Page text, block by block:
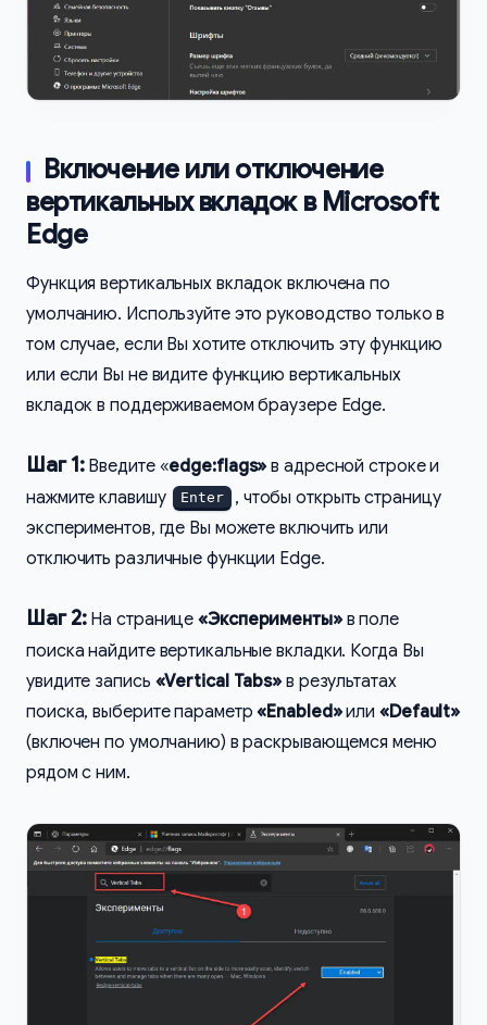
Включение или отключение
вертикальных вкладок в Microsoft
Edge
Функция вертикальных вкладок включена по
умолчанию. Используйте это руководство только в
том случае, если Вы хотите отключить эту функцию
или если Вы не видите функцию вертикальных
вкладок в поддерживаемом браузере Edge.
Шаг 1: Введите «edge:flags» в адресной строке и
нажмите клавишу
Enter
, чтобы открыть страницу
экспериментов, где Вы можете включить или
отключить различные функции Edge.
Шаг 2: На странице«Эксперименты»в поле
поиска найдите вертикальные вкладки. Когда Вы
увидите запись «Vertical Tabs» в результатах
поиска, выберите параметр«Enabled»или«Default»
(включен по умолчанию) в раскрывающемся меню
рядом с ним.